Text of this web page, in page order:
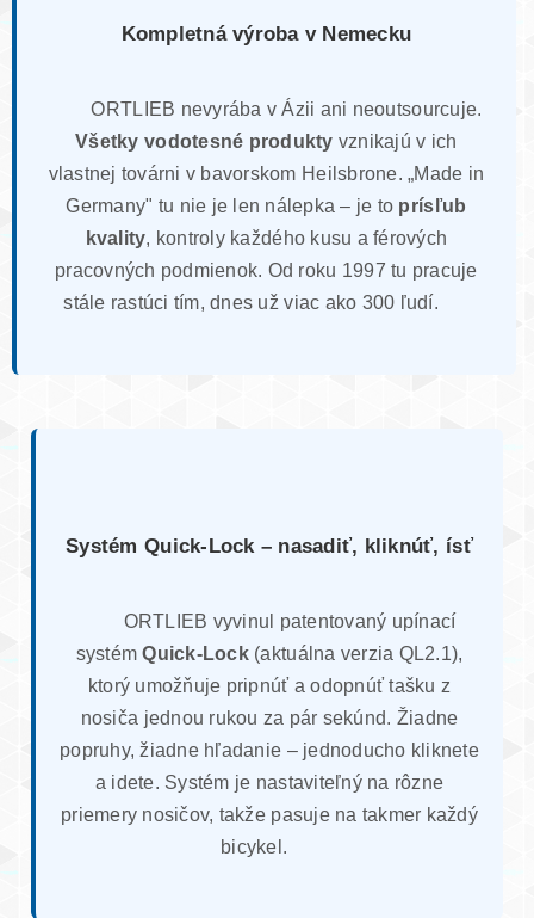
Kompletná výroba v Nemecku
ORTLIEB nevyrába v Ázii ani neoutsourcuje.
Všetky vodotesné produkty vznikajú v ich
vlastnej továrni v bavorskom Heilsbrone. „Made in
Germany" tu nie je len nálepka – je to prísľub
kvality, kontroly každého kusu a férových
pracovných podmienok. Od roku 1997 tu pracuje
stále rastúci tím, dnes už viac ako 300 ľudí.
Systém Quick-Lock – nasadiť, kliknúť, ísť
ORTLIEB vyvinul patentovaný upínací
systémQuick-Lock(aktuálna verzia QL2.1),
ktorý umožňuje pripnúť a odopnúť tašku z
nosiča jednou rukou za pár sekúnd. Žiadne
popruhy, žiadne hľadanie – jednoducho kliknete
a idete. Systém je nastaviteľný na rôzne
priemery nosičov, takže pasuje na takmer každý
bicykel.